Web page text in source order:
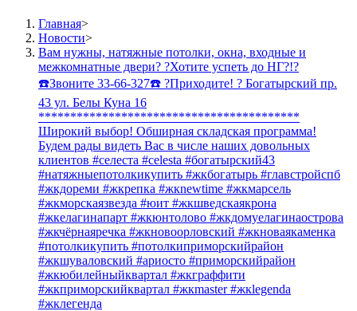
Главная>
Новости>
Вам нужны, натяжные потолки, окна, входные и
межкомнатные двери? ?Хотите успеть до НГ?!?
☎️Звоните 33-66-327☎️ ?Приходите! ? Богатырский пр.
43 ул. Белы Куна 16
*****************************************
Широкий выбор! Обширная складская программа!
Будем рады видеть Вас в числе наших довольных
клиентов #селеста #celesta #богатырский43
#натяжныепотолкикупить #жкбогатырь #главстройспб
#жкдореми #жкрепка #жкnewtime #жкмарсель
#жкморскаязвезда #юит #жкшведскаякрона
#жкелагинапарт #жкюнтолово #жкдомуелагинаострова
#жкчёрнаяречка #жкновоорловский #жкноваякаменка
#потолкикупить #потолкиприморскийрайон
#жкшуваловский #ариосто #приморскийрайон
#жкюбилейныйквартал #жкграффити
#жкприморскийквартал #жкmaster #жкlegenda
#жклегенда